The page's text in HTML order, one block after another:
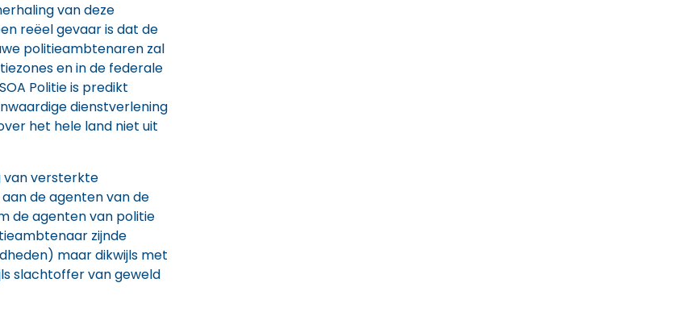
van deze
reëel gevaar is dat de
politieambtenaren zal
en in de federale
Politie is predikt
dienstverlening
het hele land niet uit
van versterkte
de agenten van de
de agenten van politie
zijnde
maar dikwijls met
slachtoffer van geweld